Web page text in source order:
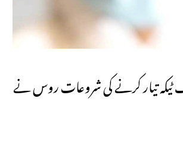
تیار کرنے کی شروعات روس نے